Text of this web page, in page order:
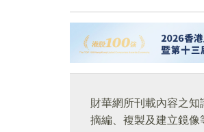
財華網所刊載內容之知
摘編、複製及建立鏡像